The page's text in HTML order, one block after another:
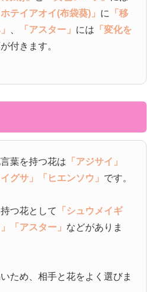
ホテイアオイ(布袋葵)」 に
「移
「アスター」 には 「変化を
付きます。
葉を持つ花は 「アジサイ」
グサ」 「ヒエンソウ」 です。
つ花として
「シュウメイギ
「アスター」 などがありま
ため、相手と花をよく選びま